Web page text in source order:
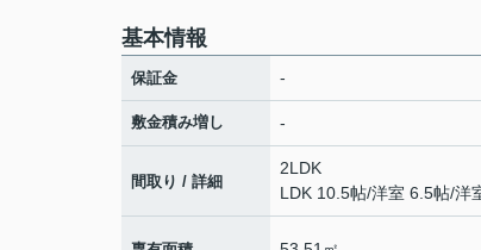
基本情報
保証金 -
敷金積み増し -
間取り / 詳細
2LDK
LDK 10.5帖/洋室 6.5帖/洋